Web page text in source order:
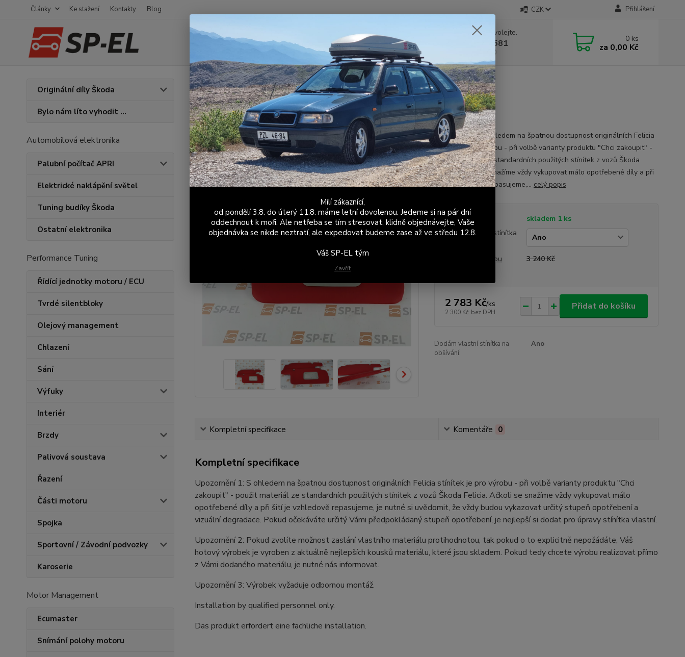
Články Ke stažení Kontakty Blog CZK Přihlášení
Hledat
Nevíte si rady? Zavolejte.
+420 603 411 581
Po - Pá 9:00 - 17:00
0 ks
za 0,00 Kč
Originální díly Škoda
Bylo nám líto vyhodit ...
Automobilová elektronika
Palubní počítač APRI
Elektrické naklápění světel
Tuning budíky Škoda
Ostatní elektronika
Performance Tuning
Řídící jednotky motoru / ECU
Tvrdé silentbloky
Olejový management
Chlazení
Sání
Výfuky
Interiér
Brzdy
Palivová soustava
Řazení
Části motoru
Spojka
Sportovní / Závodní podvozky
Karoserie
Motor Management
Ecumaster
Snímání polohy motoru
Úvod Kožené a látkové doplňky Škoda Felicia Stínítka Stínítka Felicia - červená kůže
Stínítka Felicia - červená kůže
Upozornění 1: S ohledem na špatnou dostupnost originálních Felicia
stínítek je pro výrobu - při volbě varianty produktu "Chci zakoupit" -
použit materiál ze standardních použitých stínítek z vozů Škoda
Felicia. Ačkoli se snažíme vždy vykupovat málo opotřebené díly a při
šití je vzhledově repasujeme,... celý popis
Dostupnost
skladem 1 ks
Dodám vlastní stínítka
Cena před slevou
3 240 Kč
2 783 Kč/ks
2 300 Kč bez DPH
Přidat do košíku
Dodám vlastní stínítka na
obšívání:
Ano
Kompletní specifikace Komentáře 0
Kompletní specifikace
Upozornění 1: S ohledem na špatnou dostupnost originálních Felicia stínítek je pro výrobu - při volbě varianty produktu "Chci
zakoupit" - použit materiál ze standardních použitých stínítek z vozů Škoda Felicia. Ačkoli se snažíme vždy vykupovat málo
opotřebené díly a při šití je vzhledově repasujeme, je nutné si uvědomit, že vždy budou vykazovat určitý stupeň opotřebení a
vizuální degradace. Pokud očekáváte určitý Vámi předpokládaný stupeň opotřebení, je nejlepší si dodat pro úpravy stínítka vlastní.
Upozornění 2: Pokud zvolíte možnost zaslání vlastního materiálu protihodnotou, tak pokud o to explicitně nepožádáte, Váš
hotový výrobek je vyroben z aktuálně nejlepších kousků materiálu, které jsou skladem. Pokud tedy chcete výrobu realizovat přímo
z Vámi dodaného materiálu, je nutné nás informovat.
Upozornění 3: Výrobek vyžaduje odbornou montáž.
Installation by qualified personnel only.
Das produkt erfordert eine fachliche installation.
Milí zákaznící,
od pondělí 3.8. do úterý 11.8. máme letní dovolenou. Jedeme si na pár dní
oddechnout k moři. Ale netřeba se tím stresovat, klidně objednávejte, Vaše
objednávka se nikde neztratí, ale expedovat budeme zase až ve středu 12.8.
Váš SP-EL tým
Zavřít